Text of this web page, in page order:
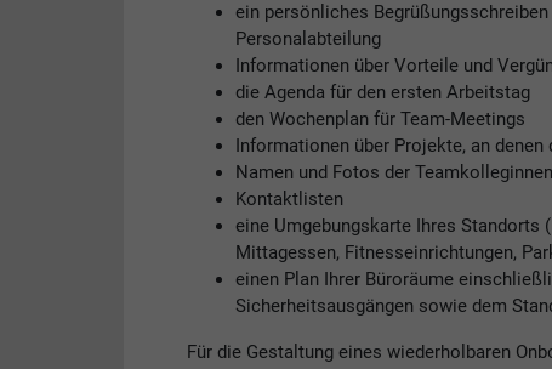
ein persönliches
Personalabteilung
Informationen über Vorteile und
die Agenda für den ersten Arbeitstag
den Wochenplan für Team-Meetings
Informationen über Projekte, an
Namen und Fotos der
Kontaktlisten
eine Umgebungskarte Ihres Standorts
Mittagessen, Fitnesseinrichtungen,
einen Plan Ihrer Büroräume
Sicherheitsausgängen sowie dem
Für die Gestaltung eines wiederholbaren